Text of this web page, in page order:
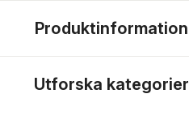
Produktinformation
Utforska kategorier